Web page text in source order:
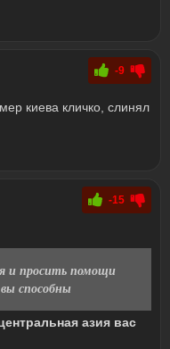
-9
киева кличко, слинял
-15
и просить помощи
способны
азия вас